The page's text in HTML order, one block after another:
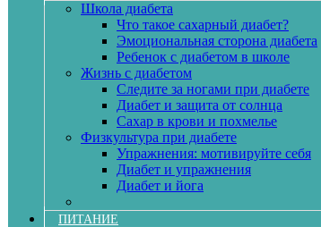
Школа диабета
Что такое сахарный диабет?
Эмоциональная сторона диабета
Ребенок с диабетом в школе
Жизнь с диабетом
Следите за ногами при диабете
Диабет и защита от солнца
Сахар в крови и похмелье
Физкультура при диабете
Упражнения: мотивируйте себя
Диабет и упражнения
Диабет и йога
ПИТАНИЕ